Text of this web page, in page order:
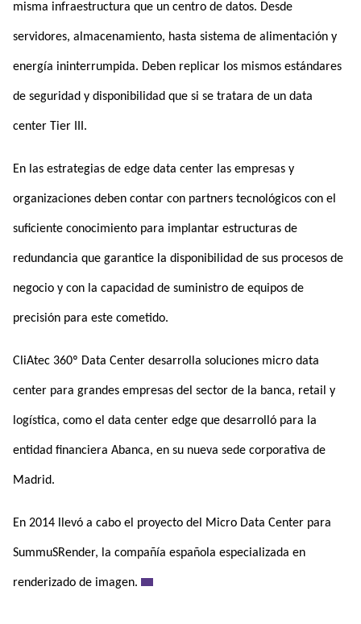
misma infraestructura que un centro de datos. Desde
servidores, almacenamiento, hasta sistema de alimentación y
energía ininterrumpida. Deben replicar los mismos estándares
de seguridad y disponibilidad que si se tratara de un data
center Tier III.
En las estrategias de edge data center las empresas y
organizaciones deben contar con partners tecnológicos con el
suficiente conocimiento para implantar estructuras de
redundancia que garantice la disponibilidad de sus procesos de
negocio y con la capacidad de suministro de equipos de
precisión para este cometido.
CliAtec 360º Data Center desarrolla soluciones micro data
center para grandes empresas del sector de la banca, retail y
logística, como el data center edge que desarrolló para la
entidad financiera Abanca, en su nueva sede corporativa de
Madrid.
En 2014 llevó a cabo el proyecto del Micro Data Center para
SummuSRender, la compañía española especializada en
renderizado de imagen.